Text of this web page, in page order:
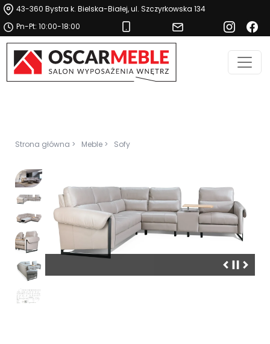
43-360 Bystra k. Bielska-Białej, ul. Szczyrkowska 134
Pn-Pt: 10:00-18:00
Strona główna > Meble > Sofy